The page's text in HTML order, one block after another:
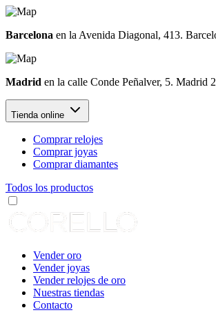
Barcelona en la Avenida Diagonal, 413.
Madrid en la calle Conde Peñalver, 5. Madrid
Tienda online
Comprar relojes
Comprar joyas
Comprar diamantes
Todos los productos
Vender oro
Vender joyas
Vender relojes de oro
Nuestras tiendas
Contacto